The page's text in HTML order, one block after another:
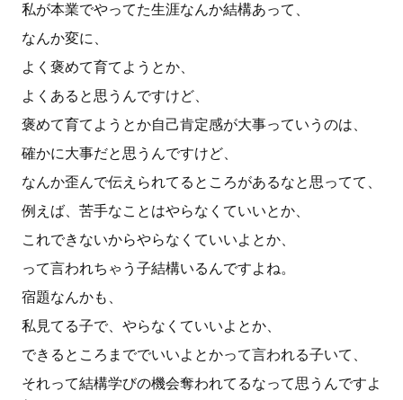
私が本業でやってた生涯なんか結構あって、
なんか変に、
よく褒めて育てようとか、
よくあると思うんですけど、
褒めて育てようとか自己肯定感が大事っていうのは、
確かに大事だと思うんですけど、
なんか歪んで伝えられてるところがあるなと思ってて、
例えば、苦手なことはやらなくていいとか、
これできないからやらなくていいよとか、
って言われちゃう子結構いるんですよね。
宿題なんかも、
私見てる子で、やらなくていいよとか、
できるところまででいいよとかって言われる子いて、
それって結構学びの機会奪われてるなって思うんですよ